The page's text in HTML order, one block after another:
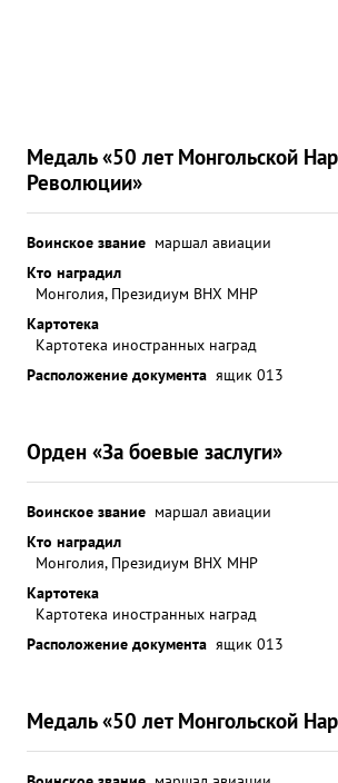
Медаль «50 лет Монгольской
Революции»
Воинское звание маршал авиации
Кто наградил
Монголия, Президиум ВНХ МНР
Картотека
Картотека иностранных наград
Расположение документа ящик 013
Орден «За боевые заслуги»
Воинское звание маршал авиации
Кто наградил
Монголия, Президиум ВНХ МНР
Картотека
Картотека иностранных наград
Расположение документа ящик 013
Медаль «50 лет Монгольской